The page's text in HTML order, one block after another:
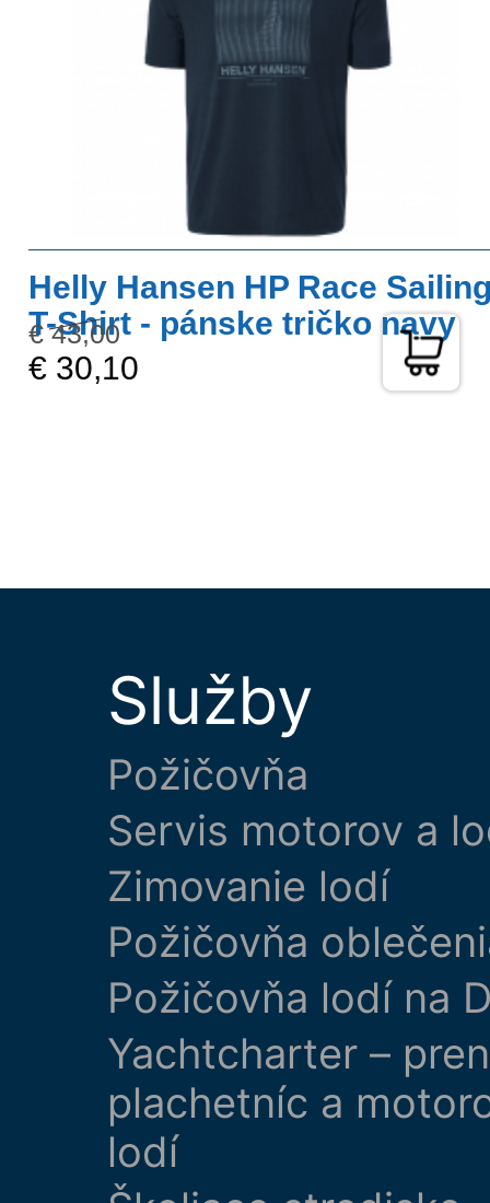
Helly Hansen HP Race
T-Shirt - pánske tričko navy
€ 43,00
€ 30,10
Služby
Požičovňa
Servis motorov a
Zimovanie lodí
Požičovňa
Požičovňa lodí na
Yachtcharter –
plachetníc a
lodí